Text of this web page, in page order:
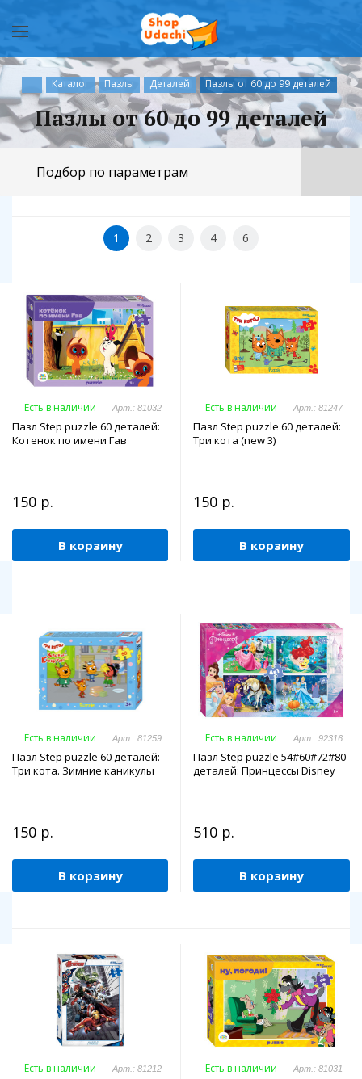
Каталог Пазлы Деталей Пазлы от 60 до 99 деталей
Пазлы от 60 до 99 деталей
Подбор по параметрам
1 2 3 4 6
Есть в наличии Арт.: 81032
Пазл Step puzzle 60 деталей:
Котенок по имени Гав
150 р.
В корзину
Есть в наличии Арт.: 81247
Пазл Step puzzle 60 деталей:
Три кота (new 3)
150 р.
В корзину
Есть в наличии Арт.: 81259
Пазл Step puzzle 60 деталей:
Три кота. Зимние каникулы
150 р.
В корзину
Есть в наличии Арт.: 92316
Пазл Step puzzle 54#60#72#80
деталей: Принцессы Disney
510 р.
В корзину
Есть в наличии Арт.: 81212 Есть в наличии Арт.: 81031